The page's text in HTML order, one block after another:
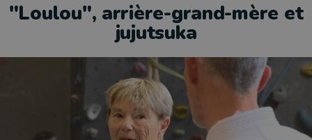
"Loulou", arrière-grand-mère et
jujutsuka